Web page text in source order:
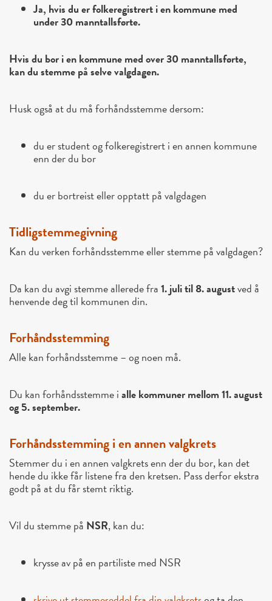
Ja, hvis du er folkeregistrert i en kommune med
under 30 manntallsførte.
Hvis du bor i en kommune med over 30 manntallsførte,
kan du stemme på selve valgdagen.
Husk også at du må forhåndsstemme dersom:
du er student og folkeregistrert i en annen kommune
enn der du bor
du er bortreist eller opptatt på valgdagen
Tidligstemmegivning
Kan du verken forhåndsstemme eller stemme på valgdagen?
Da kan du avgi stemme allerede fra1. juli til 8. augustved å
henvende deg til kommunen din.
Forhåndsstemming
Alle kan forhåndsstemme – og noen må.
Du kan forhåndsstemme ialle kommuner mellom 11. august
og 5. september.
Forhåndsstemming i en annen valgkrets
Stemmer du i en annen valgkrets enn der du bor, kan det
hende du ikke får listene fra den kretsen. Pass derfor ekstra
godt på at du får stemt riktig.
Vil du stemme på NSR, kan du:
krysse av på en partiliste med NSR